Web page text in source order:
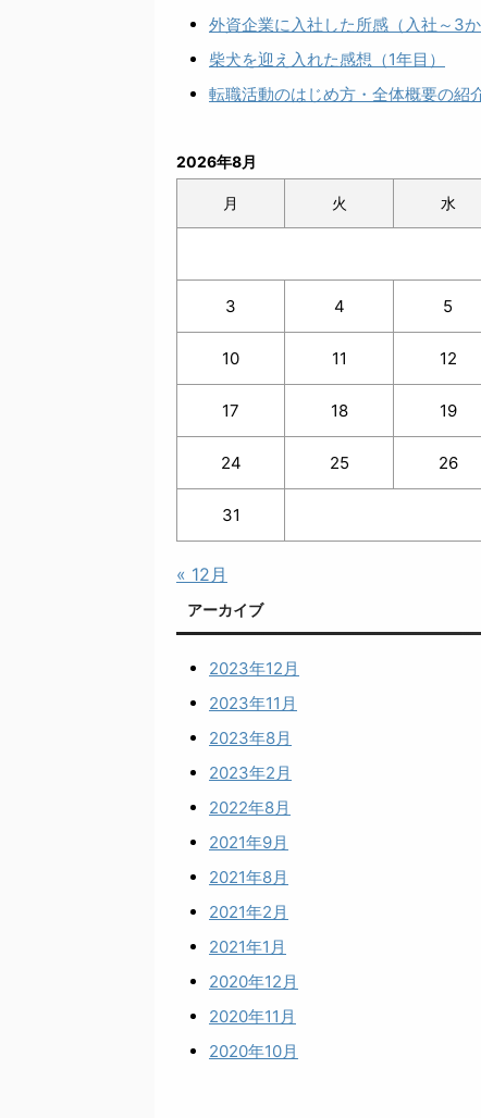
外資企業に入社した所感（入社～3か
柴犬を迎え入れた感想（1年目）
転職活動のはじめ方・全体概要の紹
2026年8月
月 火 水
3 4 5
10 11 12
17 18 19
24 25 26
31
« 12月
アーカイブ
2023年12月
2023年11月
2023年8月
2023年2月
2022年8月
2021年9月
2021年8月
2021年2月
2021年1月
2020年12月
2020年11月
2020年10月